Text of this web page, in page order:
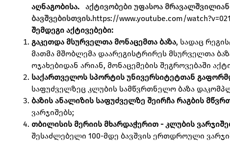
აღნაგობისა.
აქტივობები უფასოა
ბავშვებისთვის.https://www.youtube.com/
შემდეგი აქტივებები:
გაკეთდა მსურველთა მონაცემთა ბაზა, სადაც
მათმა მშობლემა დაარეგისტრირეს მსურველთა
ოჯახებიდან არიან, მონაცემების შეგროვებაში
საქართველოს სპორტის უნივერსიტეტთან
საფუძველზეც კლუბის სამწვრთნელო ბაზა
ბაზის ანალიზის საფუძველზე შეირჩა რაგბის
ვარჯიშებს;
თბილისის მერიის მხარდაჭერით - კლუბის
შესაძლებელი 100-მდე ბავშვის ერთდროული